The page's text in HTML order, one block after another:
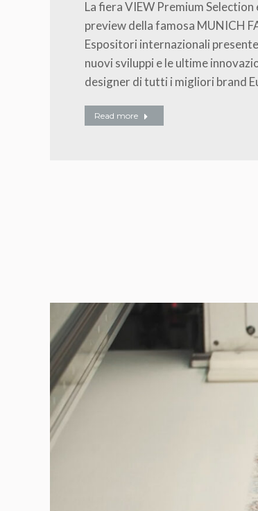
La fiera VIEW Premium Selection
preview della famosa MUNICH
Espositori internazionali
nuovi sviluppi e le ultime
designer di tutti i migliori brand
Read more